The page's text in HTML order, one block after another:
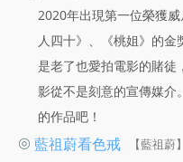
2020年出現第一位榮獲
人四十》、《桃姐》的金
是老了也愛拍電影的賭徒
影從不是刻意的宣傳媒介
的作品吧！
◎ 藍祖蔚看色戒 【藍祖蔚